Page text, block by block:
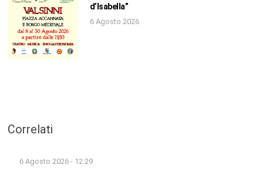
d’Isabella”
6 Agosto 2026
Correlati
6 Agosto 2026 - 12:29